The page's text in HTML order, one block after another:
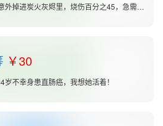
11岁女孩意外掉进炭火灰烬里，烧伤百分之45，急需救助！
30
岁不幸身患直肠癌，我想她活着！